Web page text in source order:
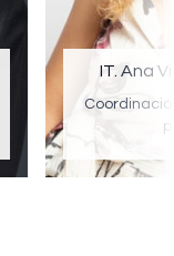
IT. Ana